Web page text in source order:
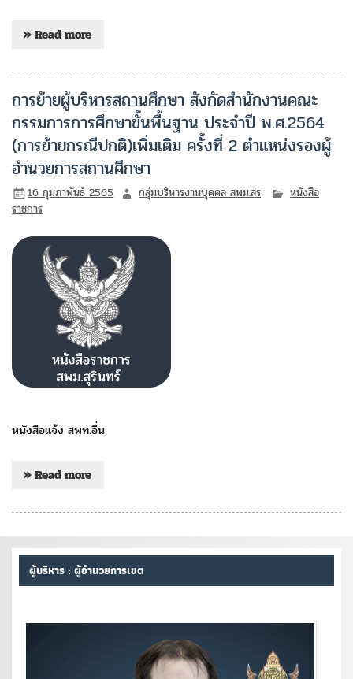
» Read more
การย้ายผู้บริหารสถานศึกษา สังกัดสำนักงานคณะ
กรรมการการศึกษาขั้นพื้นฐาน ประจำปี พ.ศ.2564
(การย้ายกรณีปกติ)เพิ่มเติม ครั้งที่ 2 ตำแหน่งรองผู้
อำนวยการสถานศึกษา
16 กุมภาพันธ์ 2565 กลุ่มบริหารงานบุคคล สพม.สร
หนังสือ
ราชการ
หนังสือแจ้ง สพท.อื่น
» Read more
ผู้บริหาร : ผู้อำนวยการเขต